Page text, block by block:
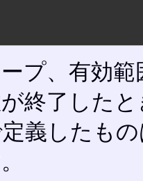
プ、有効
終了したと
義したも